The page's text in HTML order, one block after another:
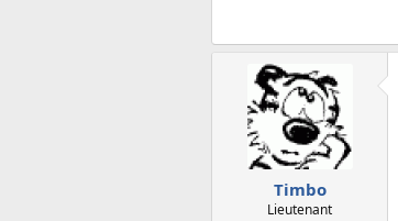
Timbo
Lieutenant